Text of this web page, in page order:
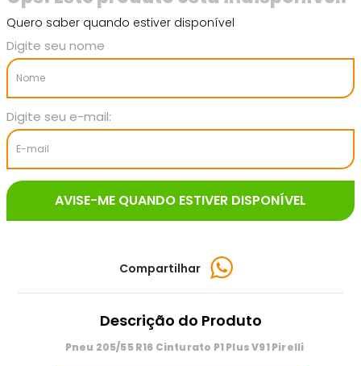
Quero saber quando estiver disponível
Compartilhar
Descrição do Produto
Pneu 205/55 R16 Cinturato P1 Plus V91 Pirelli